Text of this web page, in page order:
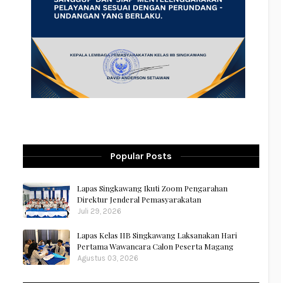
Popular Posts
Lapas Singkawang Ikuti Zoom Pengarahan
Direktur Jenderal Pemasyarakatan
Juli 29, 2026
Lapas Kelas IIB Singkawang Laksanakan Hari
Pertama Wawancara Calon Peserta Magang
Agustus 03, 2026